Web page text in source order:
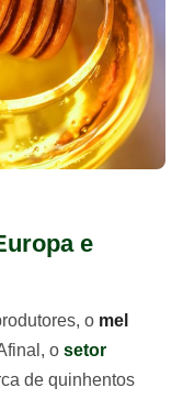
e
o mel
o setor
de quinhentos